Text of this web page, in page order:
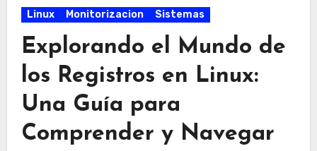
Linux Monitorizacion Sistemas
Explorando el Mundo de
los Registros en Linux:
Una Guía para
Comprender y Navegar